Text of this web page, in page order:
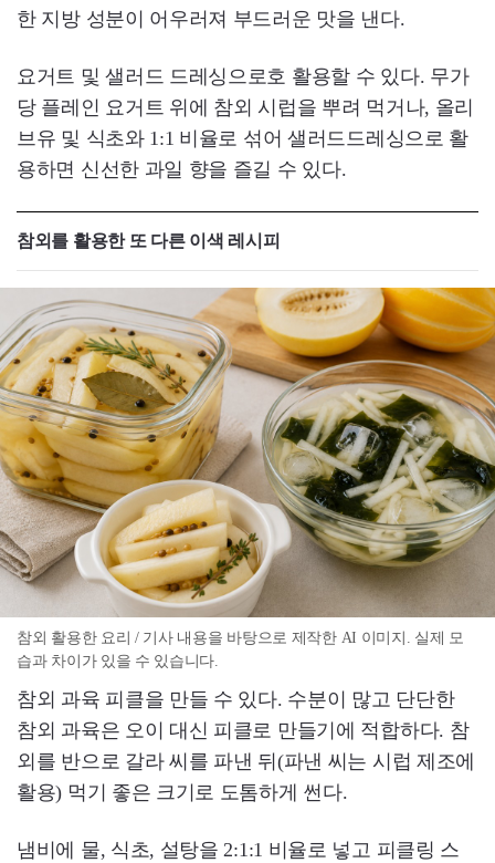
한 지방 성분이 어우러져 부드러운 맛을 낸다.
요거트 및 샐러드 드레싱으로호 활용할 수 있다. 무가
당 플레인 요거트 위에 참외 시럽을 뿌려 먹거나, 올리
브유 및 식초와 1:1 비율로 섞어 샐러드드레싱으로 활
용하면 신선한 과일 향을 즐길 수 있다.
참외를 활용한 또 다른 이색 레시피
참외 활용한 요리 / 기사 내용을 바탕으로 제작한 AI 이미지. 실제 모
습과 차이가 있을 수 있습니다.
참외 과육 피클을 만들 수 있다. 수분이 많고 단단한
참외 과육은 오이 대신 피클로 만들기에 적합하다. 참
외를 반으로 갈라 씨를 파낸 뒤(파낸 씨는 시럽 제조에
활용) 먹기 좋은 크기로 도톰하게 썬다.
냄비에 물, 식초, 설탕을 2:1:1 비율로 넣고 피클링 스